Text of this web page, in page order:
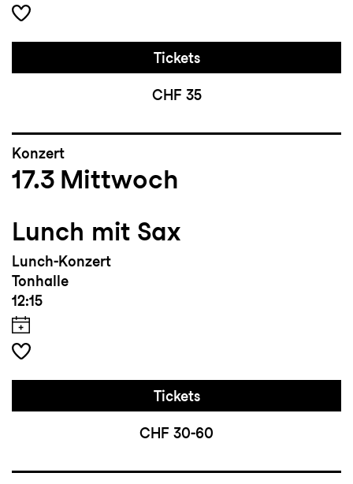
Tickets
CHF 35
Konzert
17.3 Mittwoch
Lunch mit Sax
Lunch-Konzert
Tonhalle
12:15
Tickets
CHF 30-60